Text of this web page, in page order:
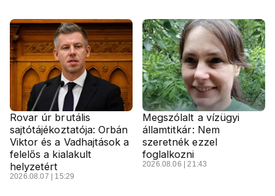
Rovar úr brutális
sajtótájékoztatója: Orbán
Viktor és a Vadhajtások a
felelős a kialakult
helyzetért
2026.08.07 | 15:29
Megszólalt a vízügyi
államtitkár: Nem
szeretnék ezzel
foglalkozni
2026.08.06 | 21:43